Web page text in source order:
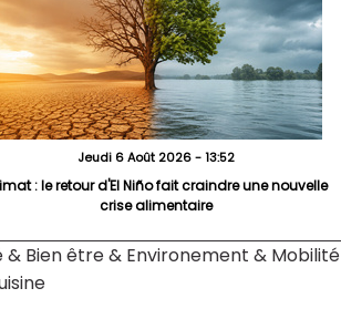
Jeudi 6 Août 2026 - 13:52
: le retour d'El Niño fait craindre une nouvelle
crise alimentaire
& Bien être & Environement & Mobilité